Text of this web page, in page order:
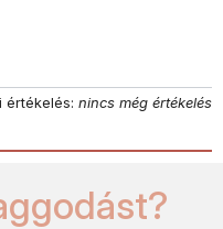
értékelés: nincs még értékelés